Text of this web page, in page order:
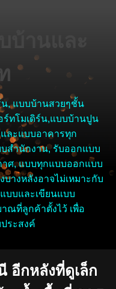
านและ
น, แบบบ้านสวยๆชั้น
ร์ทโมเดิร์น,แบบบ้านปูน
และแบบอาคารทุก
สำนักงาน, รับออกแบบ
ศ, แบบทุกแบบออกแบบ
างหลังอาจไม่เหมาะกับ
บบและเขียนแบบ
ณที่ลูกค้าตั้งไว้ เพื่อ
ระสงค์
อีกหลังที่ดูเล็ก